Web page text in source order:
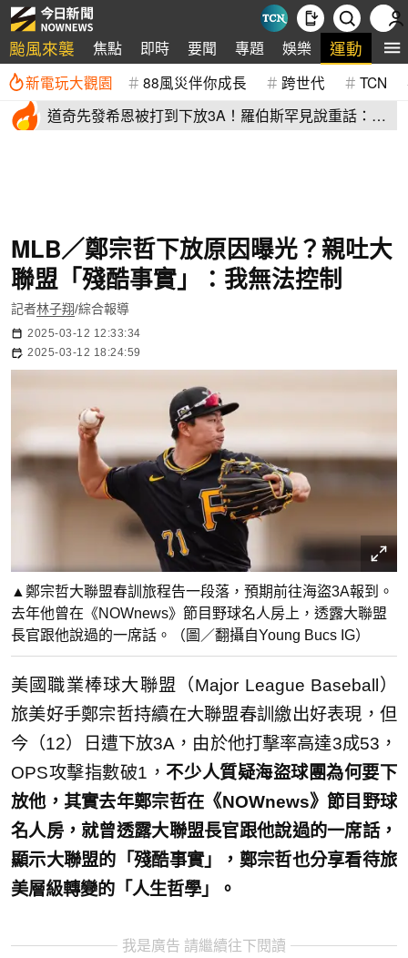
颱風來襲 焦點 即時 要聞 專題 娛樂 運動 全
新電玩大觀園 88風災伴你成長 跨世代 TCN
道奇先發希恩被打到下放3A！羅伯斯罕見說重話：他
MLB／鄭宗哲下放原因曝光？親吐大
聯盟「殘酷事實」：我無法控制
記者林子翔/綜合報導
2025-03-12 12:33:34
2025-03-12 18:24:59
▲鄭宗哲大聯盟春訓旅程告一段落，預期前往海盜3A報到。
去年他曾在《NOWnews》節目野球名人房上，透露大聯盟
長官跟他說過的一席話。（圖／翻攝自Young Bucs IG）
美國職業棒球大聯盟（Major League Baseball）
旅美好手鄭宗哲持續在大聯盟春訓繳出好表現，但
今（12）日遭下放3A，由於他打擊率高達3成53，
OPS攻擊指數破1，不少人質疑海盜球團為何要下
放他，其實去年鄭宗哲在《NOWnews》節目野球
名人房，就曾透露大聯盟長官跟他說過的一席話，
顯示大聯盟的「殘酷事實」，鄭宗哲也分享看待旅
美層級轉變的「人生哲學」。
我是廣告 請繼續往下閱讀